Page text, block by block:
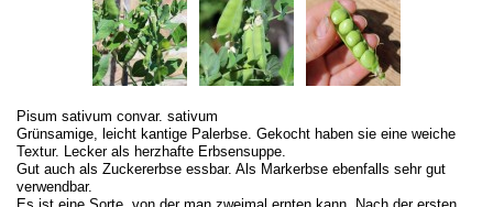
Pisum sativum convar. sativum
Grünsamige, leicht kantige Palerbse. Gekocht haben sie eine weiche
Textur. Lecker als herzhafte Erbsensuppe.
Gut auch als Zuckererbse essbar. Als Markerbse ebenfalls sehr gut
verwendbar.